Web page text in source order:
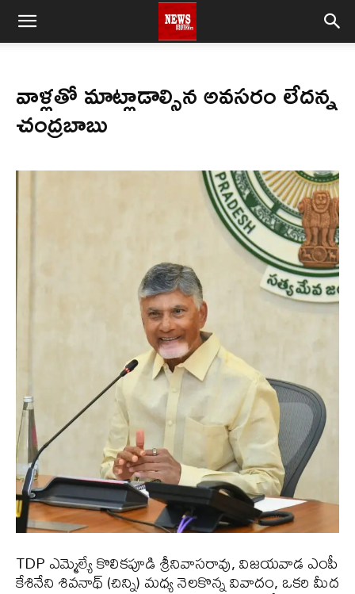
వాళ్లతో మాట్లాడాల్సిన అవసరం లేదన్న
చంద్రబాబు
TDP ఎమ్మెల్యే కొలికపూడి శ్రీనివాసరావు, విజయవాడ ఎంపీ
కేశినేని శివనాథ్‌ (చిన్ని) మధ్య నెలకొన్న వివాదం, ఒకరి మీద